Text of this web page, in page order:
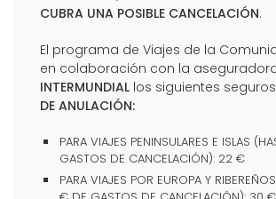
CUBRA UNA POSIBLE CANCELACIÓN.
El programa de Viajes de la
en colaboración con la
INTERMUNDIAL los siguientes
DE ANULACIÓN:
PARA VIAJES PENINSULARES E ISLAS
GASTOS DE CANCELACIÓN): 22 €
PARA VIAJES POR EUROPA Y